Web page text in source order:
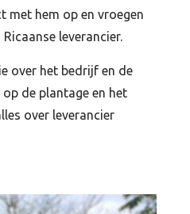
met hem op en vroegen
leverancier.
over het bedrijf en de
de plantage en het
over leverancier